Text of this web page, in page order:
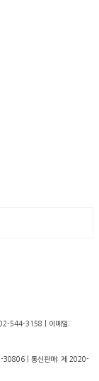
02-544-3158 | 이메일:
30806 | 통신판매: 제 2020-